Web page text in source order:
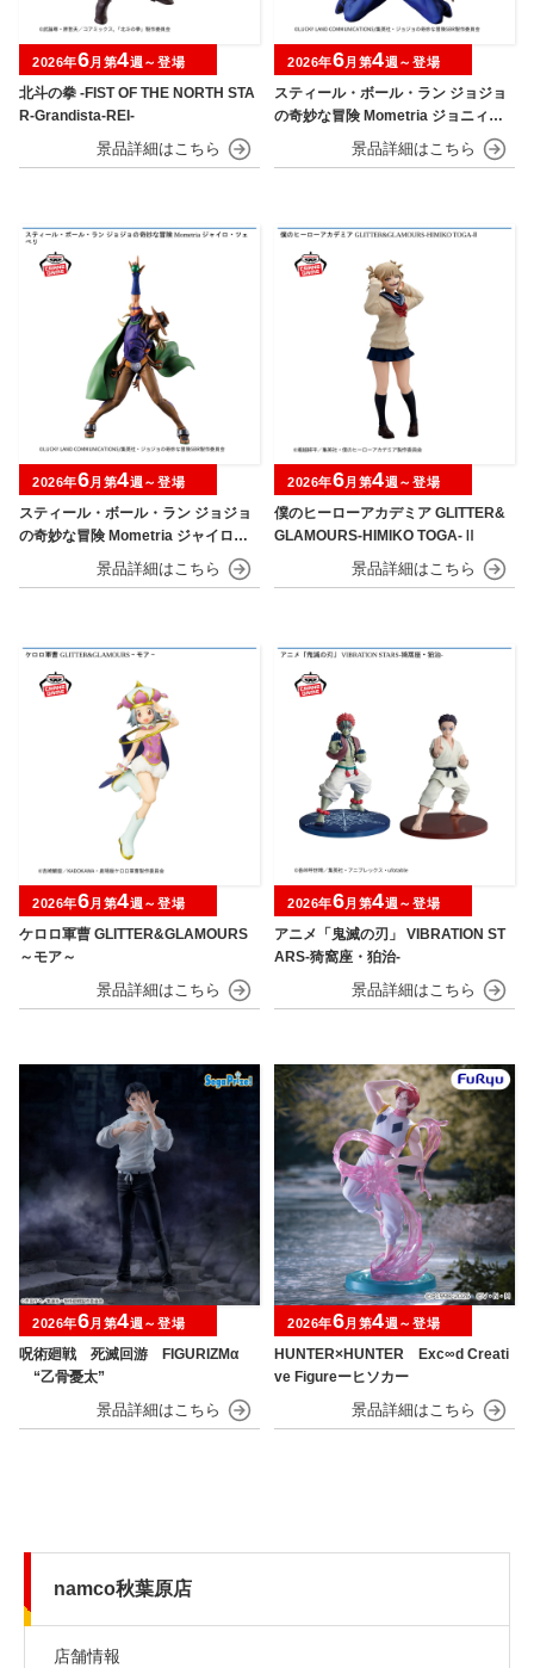
北斗の拳 -FIST OF THE NORTH STA
R-Grandista-REI-
2026年6月第4週～登場
スティール・ボール・ラン ジョジョ
の奇妙な冒険 Mometria ジョニィ・
ジョースター
2026年6月第4週～登場
スティール・ボール・ラン ジョジョ
の奇妙な冒険 Mometria ジャイロ・
2026年6月第4週～登場
僕のヒーローアカデミア GLITTER&
GLAMOURS-HIMIKO TOGA-Ⅱ
2026年6月第4週～登場
ケロロ軍曹 GLITTER&GLAMOURS
～モア～
2026年6月第4週～登場
アニメ「鬼滅の刃」 VIBRATION ST
ARS-猗窩座・狛治-
2026年6月第4週～登場
呪術廻戦 死滅回游 FIGURIZMα
“乙骨憂太”
2026年6月第4週～登場
HUNTER×HUNTER Exc∞d Creati
ve Figureーヒソカー
2026年6月第4週～登場
namco秋葉原店
店舗情報